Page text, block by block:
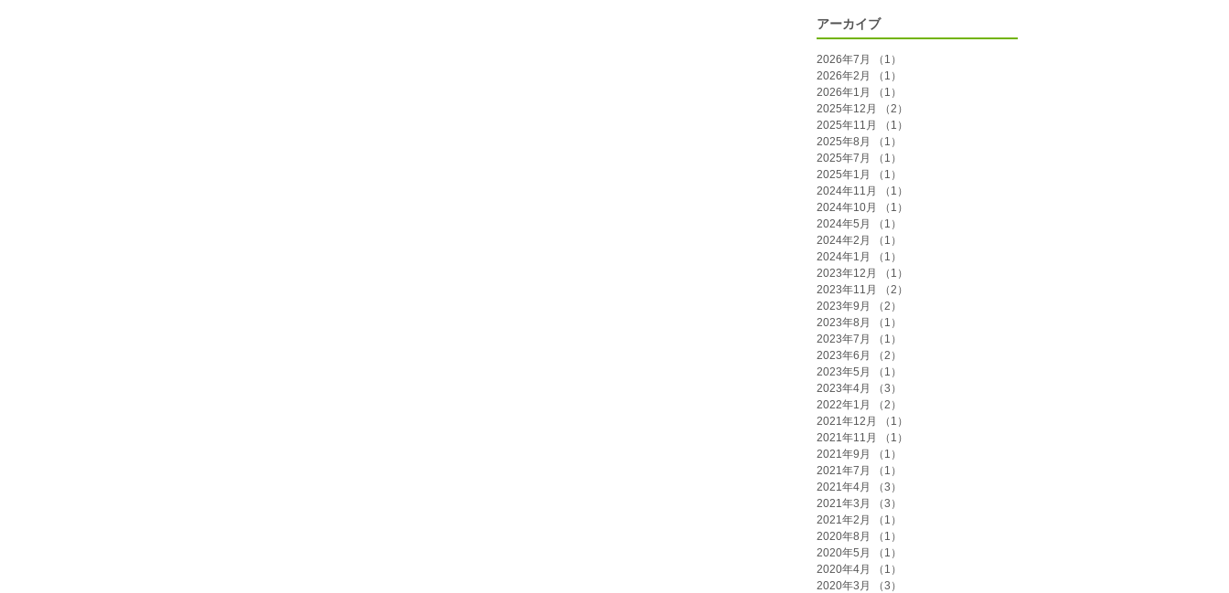
アーカイブ
2026年7月 （1）
2026年2月
（1）
2026年1月
（1）
2025年12月
（2）
2025年11月
（1）
2025年8月
（1）
2025年7月
（1）
2025年1月
（1）
2024年11月
（1）
2024年10月
（1）
2024年5月
（1）
2024年2月
（1）
2024年1月
（1）
2023年12月
（1）
2023年11月
（2）
2023年9月
（2）
2023年8月
（1）
2023年7月
（1）
2023年6月
（2）
2023年5月
（1）
2023年4月
（3）
2022年1月
（2）
2021年12月
（1）
2021年11月
（1）
2021年9月
（1）
2021年7月
（1）
2021年4月
（3）
2021年3月
（3）
2021年2月
（1）
2020年8月
（1）
2020年5月
（1）
2020年4月
（1）
2020年3月
（3）